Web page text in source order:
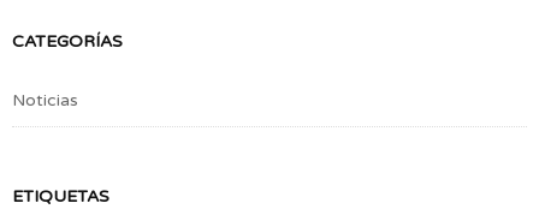
CATEGORÍAS
Noticias
ETIQUETAS